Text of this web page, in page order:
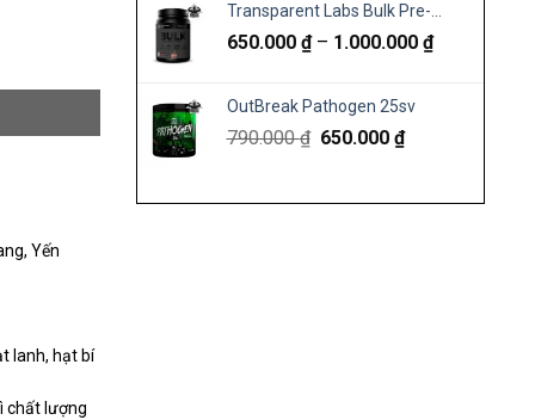
Yến
lanh, hạt bí
chất lượng
Transparent Labs Bulk Pre-
Workout – Tăng sức mạnh, Pump
cơ & Tập trung tối đa
650.000 ₫ – 1.000.000 ₫Khoảng
OutBreak Pathogen 25sv
790.000₫ Giá
790.000 ₫.
650.000₫Giá
là: